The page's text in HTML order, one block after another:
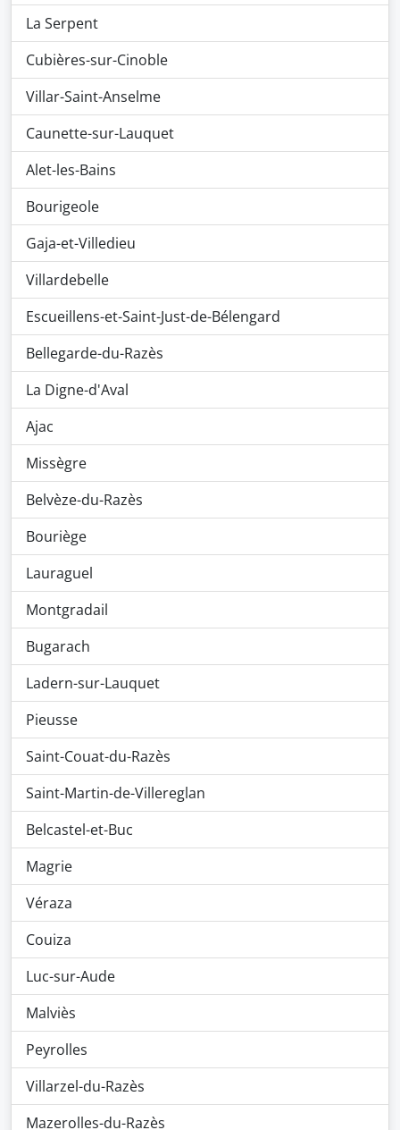
La Serpent
Cubières-sur-Cinoble
Villar-Saint-Anselme
Caunette-sur-Lauquet
Alet-les-Bains
Bourigeole
Gaja-et-Villedieu
Villardebelle
Escueillens-et-Saint-Just-de-Bélengard
Bellegarde-du-Razès
La Digne-d'Aval
Ajac
Missègre
Belvèze-du-Razès
Bouriège
Lauraguel
Montgradail
Bugarach
Ladern-sur-Lauquet
Pieusse
Saint-Couat-du-Razès
Saint-Martin-de-Villereglan
Belcastel-et-Buc
Magrie
Véraza
Couiza
Luc-sur-Aude
Malviès
Peyrolles
Villarzel-du-Razès
Mazerolles-du-Razès